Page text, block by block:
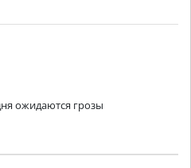
ожидаются грозы